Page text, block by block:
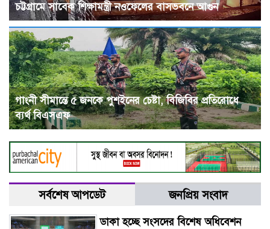
চট্টগ্রামে সাবেক শিক্ষামন্ত্রী নওফেলের বাসভবনে আগুন
গাংনী সীমান্তে ৫ জনকে পুশইনের চেষ্টা, বিজিবির প্রতিরোধে
ব্যর্থ বিএসএফ
সর্বশেষ আপডেট জনপ্রিয় সংবাদ
ডাকা হচ্ছে সংসদের বিশেষ অধিবেশন